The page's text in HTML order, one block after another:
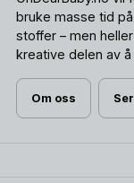
bruke masse tid
stoffer – men
kreative delen av å
Om oss